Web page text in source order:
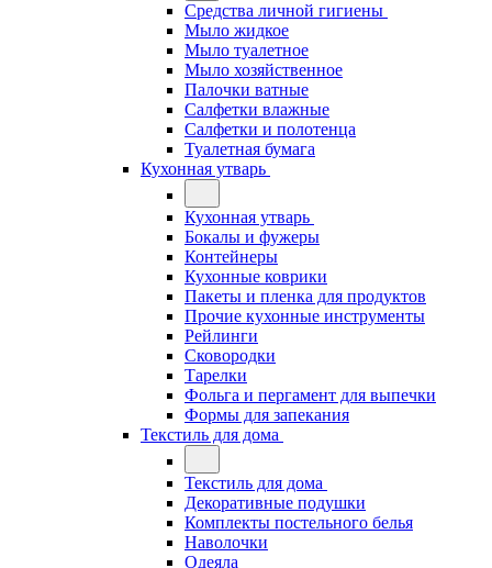
Средства личной гигиены
Мыло жидкое
Мыло туалетное
Мыло хозяйственное
Палочки ватные
Салфетки влажные
Салфетки и полотенца
Туалетная бумага
Кухонная утварь
Кухонная утварь
Бокалы и фужеры
Контейнеры
Кухонные коврики
Пакеты и пленка для продуктов
Прочие кухонные инструменты
Рейлинги
Сковородки
Тарелки
Фольга и пергамент для выпечки
Формы для запекания
Текстиль для дома
Текстиль для дома
Декоративные подушки
Комплекты постельного белья
Наволочки
Одеяла